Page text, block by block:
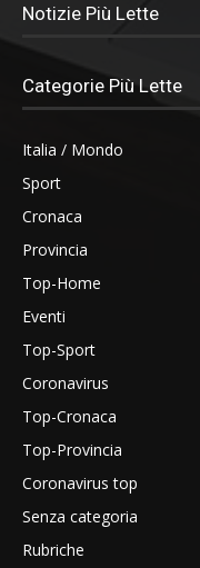
Notizie Più Lette
Categorie Più Lette
Italia / Mondo
Sport
Cronaca
Provincia
Top-Home
Eventi
Top-Sport
Coronavirus
Top-Cronaca
Top-Provincia
Coronavirus top
Senza categoria
Rubriche